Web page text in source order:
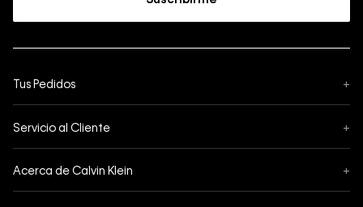
Tus Pedidos +
Formas de Pago
Servicio al Cliente +
Acerca de Calvin Klein +